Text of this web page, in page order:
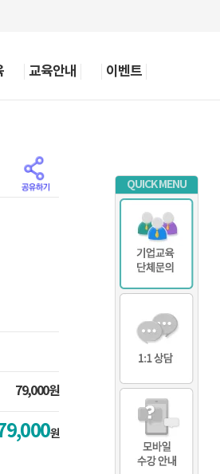
교육안내 이벤트
79,000원
원
QUICK MENU